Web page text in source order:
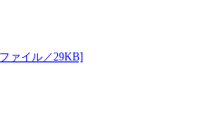
ァイル／29KB]